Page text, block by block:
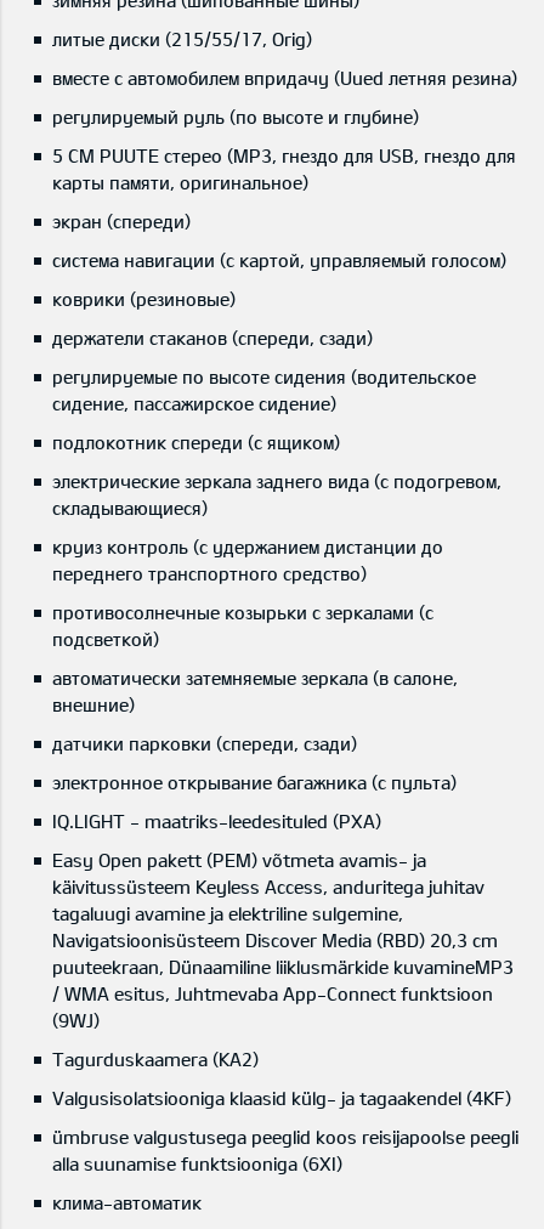
литые диски (215/55/17, Orig)
вместе с автомобилем впридачу (Uued летняя резина)
регулируемый руль (по высоте и глубине)
5 CM PUUTE стерео (MP3, гнездо для USB, гнездо для
карты памяти, оригинальное)
экран (спереди)
система навигации (с картой, управляемый голосом)
коврики (резиновые)
держатели стаканов (спереди, сзади)
регулируемые по высоте сидения (водительское
сидение, пассажирское сидение)
подлокотник спереди (с ящиком)
электрические зеркала заднего вида (с подогревом,
складывающиеся)
круиз контроль (с удержанием дистанции до
переднего транспортного средство)
противосолнечные козырьки с зеркалами (с
подсветкой)
автоматически затемняемые зеркала (в салоне,
внешние)
датчики парковки (спереди, сзади)
электронное открывание багажника (с пульта)
IQ.LIGHT - maatriks-leedesituled (PXA)
Easy Open pakett (PEM) võtmeta avamis- ja
käivitussüsteem Keyless Access, anduritega juhitav
tagaluugi avamine ja elektriline sulgemine,
Navigatsioonisüsteem Discover Media (RBD) 20,3 cm
puuteekraan, Dünaamiline liiklusmärkide kuvamineMP3
/ WMA esitus, Juhtmevaba App-Connect funktsioon
(9WJ)
Tagurduskaamera (KA2)
Valgusisolatsiooniga klaasid külg- ja tagaakendel (4KF)
ümbruse valgustusega peeglid koos reisijapoolse peegli
alla suunamise funktsiooniga (6XI)
клима-автоматик